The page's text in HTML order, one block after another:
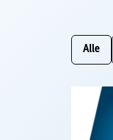
Alle